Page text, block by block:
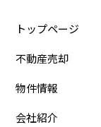
トップページ
不動産売却
物件情報
会社紹介